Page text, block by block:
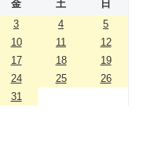
金 土
日
3 4
5
10 11
12
17 18
19
24 25
26
31